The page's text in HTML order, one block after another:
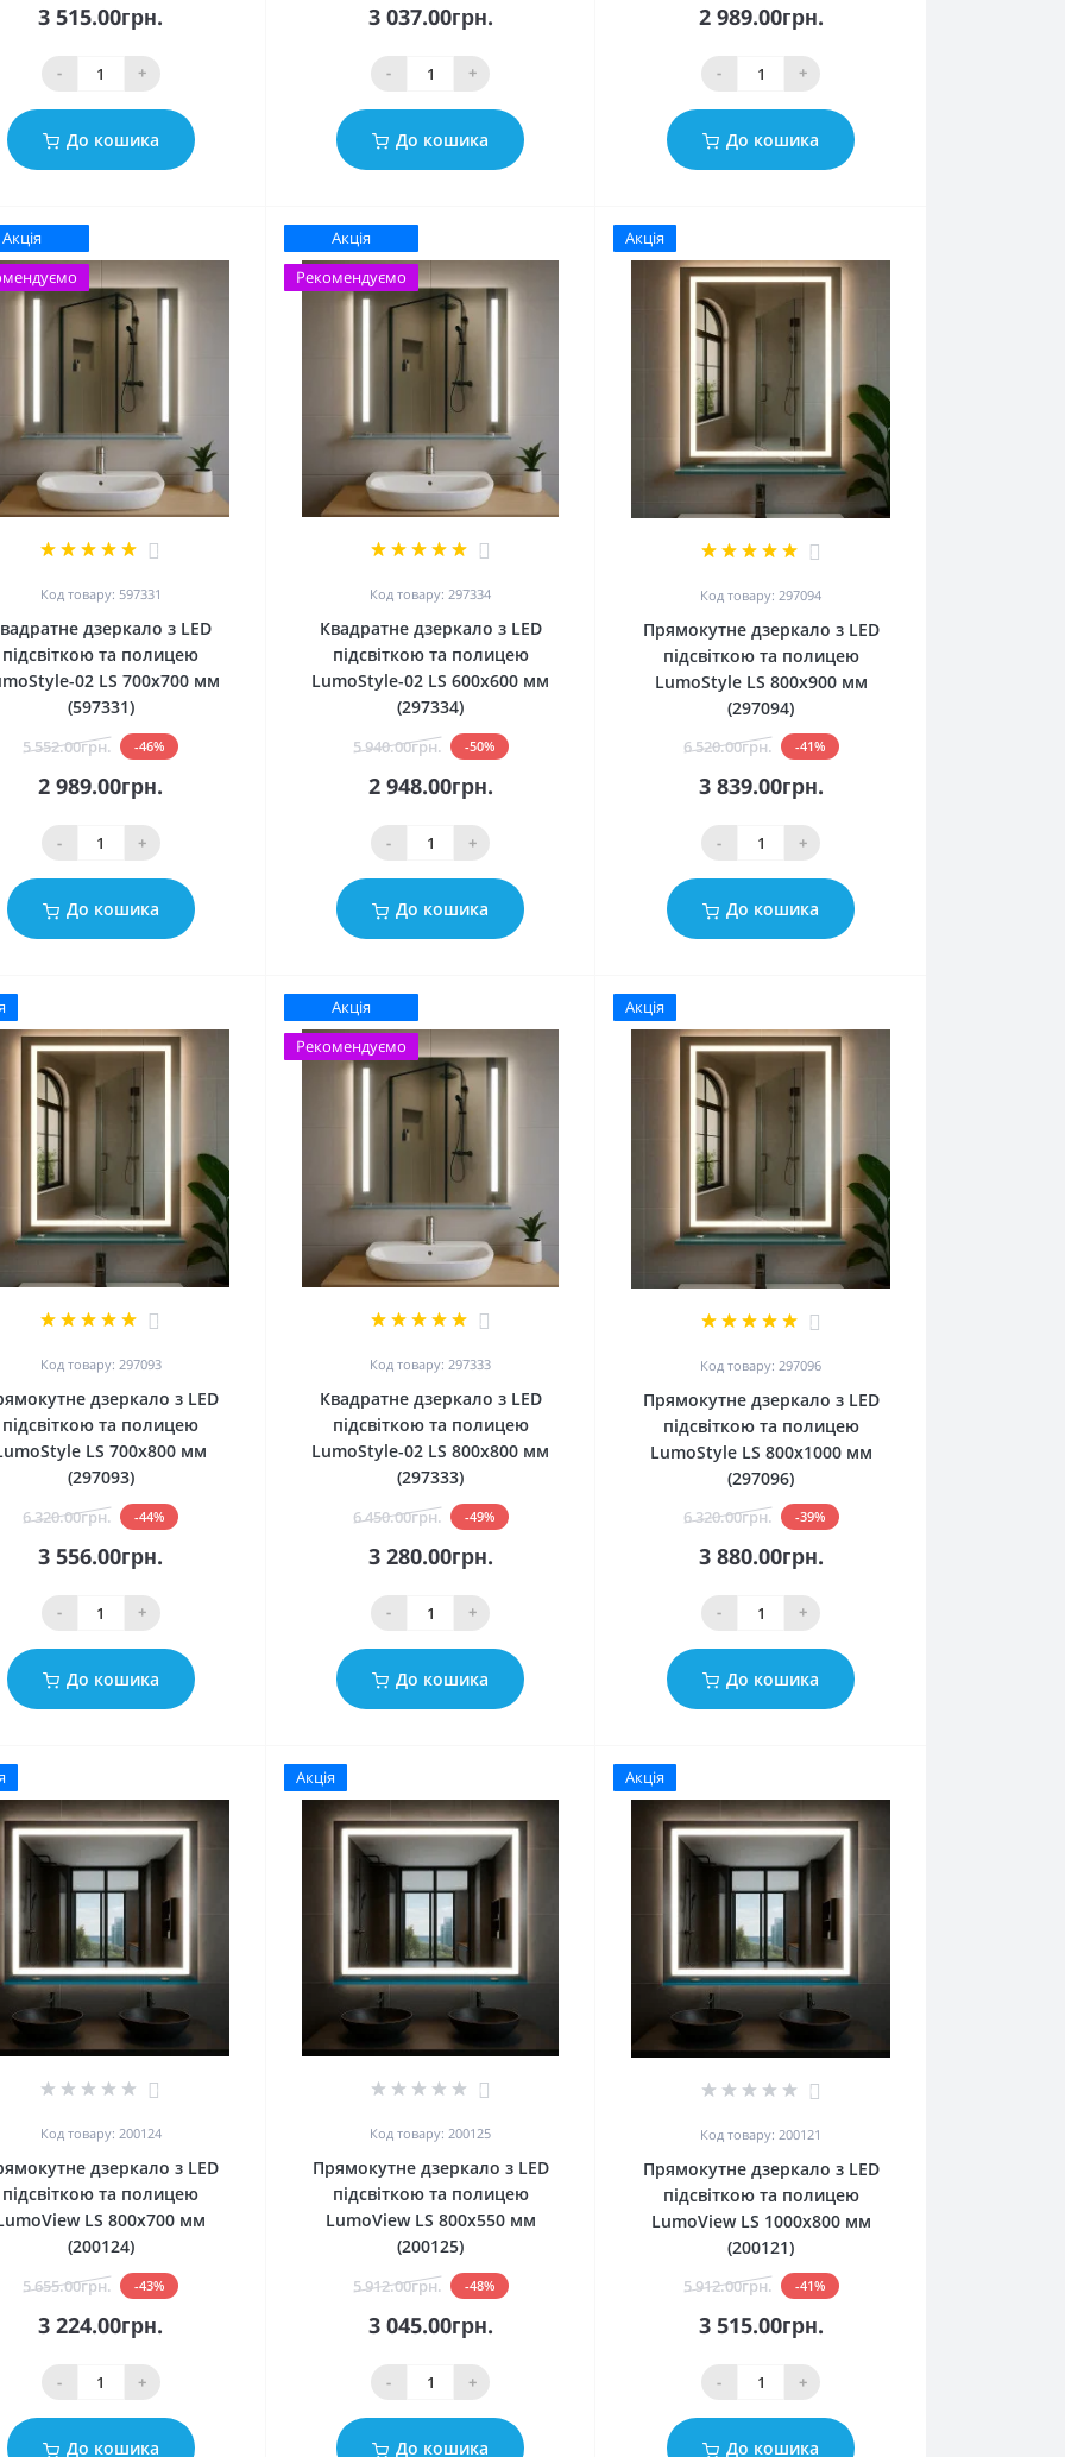
3 515.00грн.
- +
До кошика
3 037.00грн.
- +
До кошика
2 989.00грн.
- +
До кошика
Акція
Код товару: 597331
дзеркало з LED
підсвіткою та полицею
02 LS 700x700 мм
(597331)
5 552.00грн. -46%
2 989.00грн.
- +
До кошика
Акція
Рекомендуємо
Код товару: 297334
Квадратне дзеркало з LED
підсвіткою та полицею
LumoStyle-02 LS 600x600 мм
(297334)
5 940.00грн. -50%
2 948.00грн.
- +
До кошика
Акція
Код товару: 297094
Прямокутне дзеркало з LED
підсвіткою та полицею
LumoStyle LS 800x900 мм
(297094)
6 520.00грн. -41%
3 839.00грн.
- +
До кошика
Код товару: 297093
дзеркало з LED
підсвіткою та полицею
LS 700x800 мм
(297093)
6 320.00грн. -44%
3 556.00грн.
- +
До кошика
Акція
Рекомендуємо
Код товару: 297333
Квадратне дзеркало з LED
підсвіткою та полицею
LumoStyle-02 LS 800x800 мм
(297333)
6 450.00грн. -49%
3 280.00грн.
- +
До кошика
Акція
Код товару: 297096
Прямокутне дзеркало з LED
підсвіткою та полицею
LumoStyle LS 800x1000 мм
(297096)
6 320.00грн. -39%
3 880.00грн.
- +
До кошика
Код товару: 200124
дзеркало з LED
підсвіткою та полицею
LS 800x700 мм
(200124)
5 655.00грн. -43%
3 224.00грн.
- +
До кошика
Акція
Код товару: 200125
Прямокутне дзеркало з LED
підсвіткою та полицею
LumoView LS 800x550 мм
(200125)
5 912.00грн. -48%
3 045.00грн.
- +
До кошика
Акція
Код товару: 200121
Прямокутне дзеркало з LED
підсвіткою та полицею
LumoView LS 1000x800 мм
(200121)
5 912.00грн. -41%
3 515.00грн.
- +
До кошика